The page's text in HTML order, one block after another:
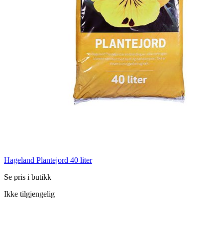
Hageland Plantejord 40 liter
Se pris i butikk
Ikke tilgjengelig